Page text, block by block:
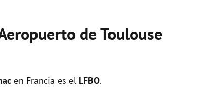
de Toulouse
en Francia es el LFBO.